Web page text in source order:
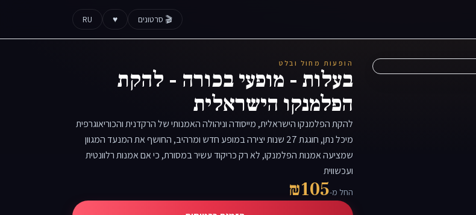
🎬 סרטונים ♥
RU
הופעות מחול ובלט
בעלות - מופעי בכורה - להקת
הפלמנקו הישראלית
להקת הפלמנקו הישראלית, מייסודה וניהולה האמנותי של הרקדנית והכוריאוגרפית
מיכל נתן, חוגגת 27 שנות יצירה במופע חדש ומרהיב, החושף את המנעד המגוון
שמציעה אמנות הפלמנקו, לא רק כריקוד עשיר במסורת, כי אם אמנות רלוונטית
ועכשווית
החל מ-₪105